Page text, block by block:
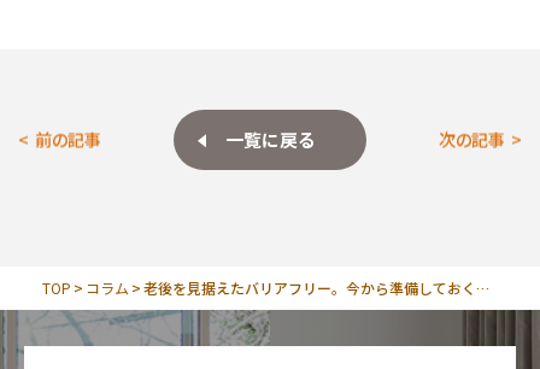
前の記事 一覧に戻る 次の記事
TOP コラム 老後を見据えたバリアフリー。今から準備しておくべき「段差」以外の工夫